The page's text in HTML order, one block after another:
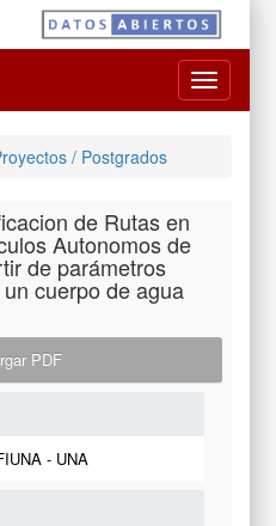
Toggle
/ Postgrados
de Rutas en
Autonomos de
de parámetros
cuerpo de agua
PDF
- UNA